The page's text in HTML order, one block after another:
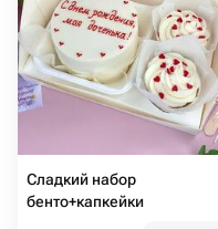
Сладкий набор
бенто+капкейки